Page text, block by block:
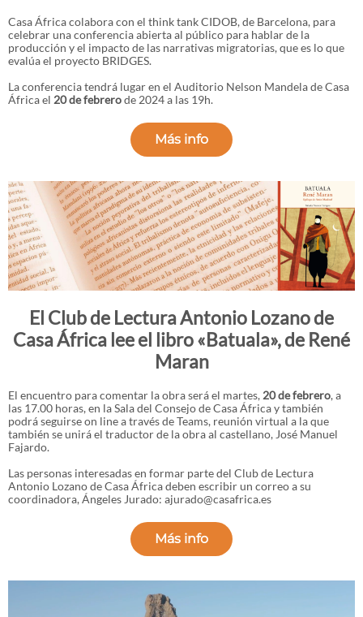
Casa África colabora con el think tank CIDOB, de Barcelona, para
celebrar una conferencia abierta al público para hablar de la
producción y el impacto de las narrativas migratorias, que es lo que
evalúa el proyecto BRIDGES.
La conferencia tendrá lugar en el Auditorio Nelson Mandela de Casa
África el 20 de febrerode 2024 a las 19h.
Más info
El Club de Lectura Antonio Lozano de
Casa África lee el libro «Batuala», de René
Maran
El encuentro para comentar la obra será el martes, 20 de febrero, a
las 17.00 horas, en la Sala del Consejo de Casa África y también
podrá seguirse on line a través de Teams, reunión virtual a la que
también se unirá el traductor de la obra al castellano, José Manuel
Fajardo.
Las personas interesadas en formar parte del Club de Lectura
Antonio Lozano de Casa África deben escribir un correo a su
coordinadora, Ángeles Jurado: ajurado@casafrica.es
Más info